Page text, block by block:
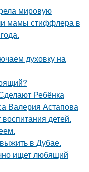
мировую
мамы стиффлера в
духовку на
Ребёнка
Валерия Астапова
детей.
в Дубае.
ищет любящий